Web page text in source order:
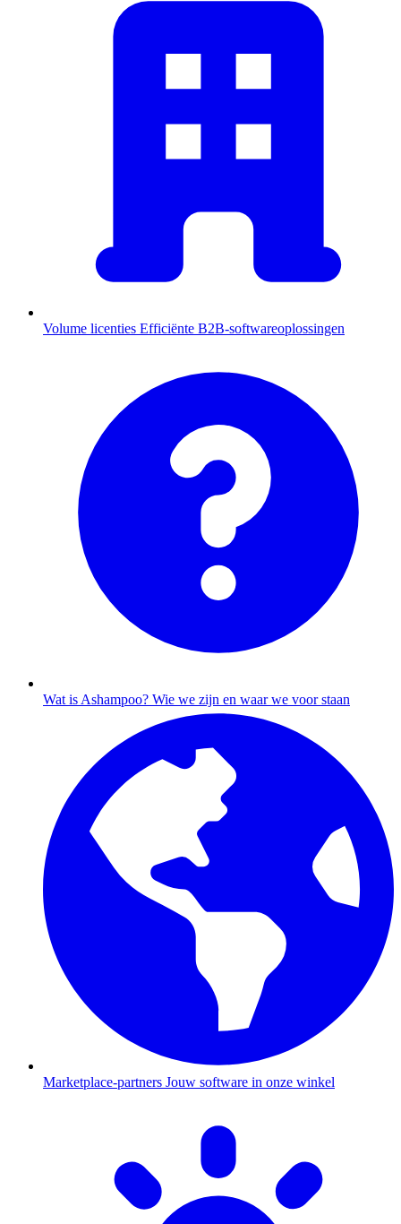
Volume licenties Efficiënte B2B-softwareoplossingen
Wat is Ashampoo? Wie we zijn en waar we voor staan
Marketplace-partners Jouw software in onze winkel